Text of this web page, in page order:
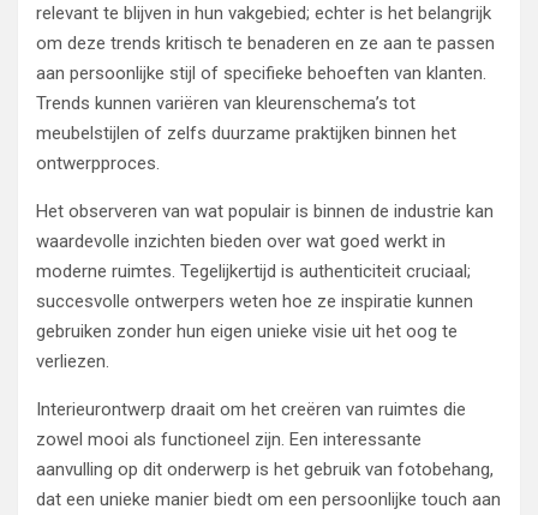
relevant te blijven in hun vakgebied; echter is het belangrijk
om deze trends kritisch te benaderen en ze aan te passen
aan persoonlijke stijl of specifieke behoeften van klanten.
Trends kunnen variëren van kleurenschema’s tot
meubelstijlen of zelfs duurzame praktijken binnen het
ontwerpproces.
Het observeren van wat populair is binnen de industrie kan
waardevolle inzichten bieden over wat goed werkt in
moderne ruimtes. Tegelijkertijd is authenticiteit cruciaal;
succesvolle ontwerpers weten hoe ze inspiratie kunnen
gebruiken zonder hun eigen unieke visie uit het oog te
verliezen.
Interieurontwerp draait om het creëren van ruimtes die
zowel mooi als functioneel zijn. Een interessante
aanvulling op dit onderwerp is het gebruik van fotobehang,
dat een unieke manier biedt om een persoonlijke touch aan